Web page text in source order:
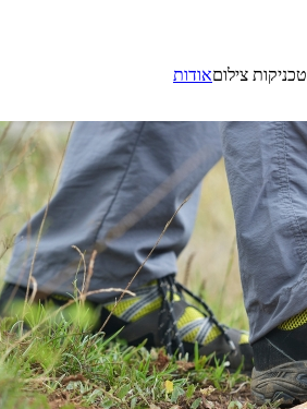
טכניקות צילוםאודות